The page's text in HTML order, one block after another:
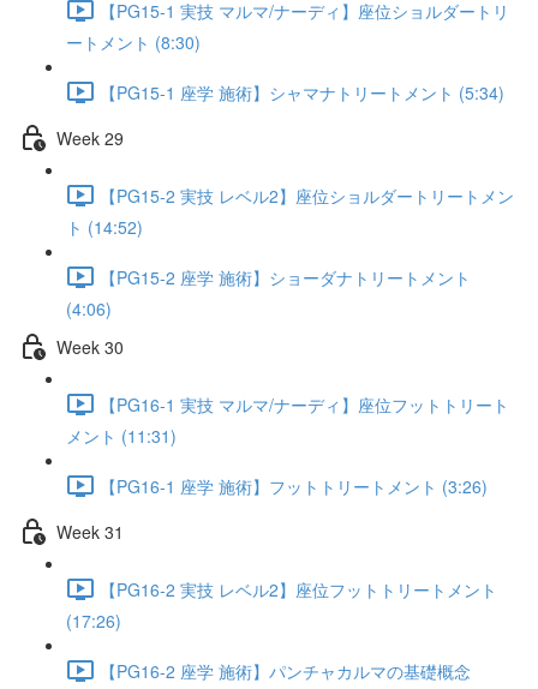
【PG15-1 実技 マルマ/ナーディ】座位ショルダートリ
ートメント (8:30)
【PG15-1 座学 施術】シャマナトリートメント (5:34)
Week 29
【PG15-2 実技 レベル2】座位ショルダートリートメン
ト (14:52)
【PG15-2 座学 施術】ショーダナトリートメント
(4:06)
Week 30
【PG16-1 実技 マルマ/ナーディ】座位フットトリート
メント (11:31)
【PG16-1 座学 施術】フットトリートメント (3:26)
Week 31
【PG16-2 実技 レベル2】座位フットトリートメント
(17:26)
【PG16-2 座学 施術】パンチャカルマの基礎概念